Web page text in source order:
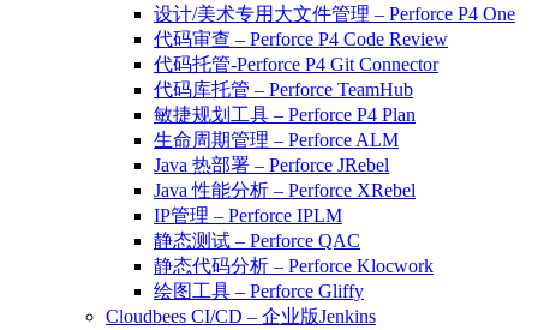
设计/美术专用大文件管理 – Perforce P4 One
代码审查 – Perforce P4 Code Review
代码托管-Perforce P4 Git Connector
代码库托管 – Perforce TeamHub
敏捷规划工具 – Perforce P4 Plan
生命周期管理 – Perforce ALM
Java 热部署 – Perforce JRebel
Java 性能分析 – Perforce XRebel
IP管理 – Perforce IPLM
静态测试 – Perforce QAC
静态代码分析 – Perforce Klocwork
绘图工具 – Perforce Gliffy
Cloudbees CI/CD – 企业版Jenkins